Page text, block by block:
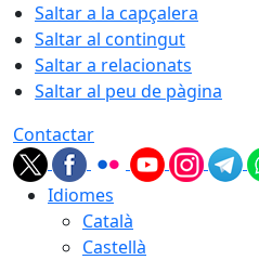
Saltar a la capçalera
Saltar al contingut
Saltar a relacionats
Saltar al peu de pàgina
Contactar
Idiomes
Català
Castellà